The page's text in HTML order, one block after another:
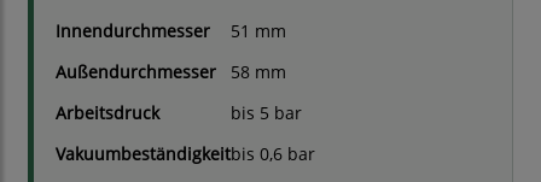
Innendurchmesser
51 mm
Außendurchmesser
58 mm
Arbeitsdruck
bis 5 bar
Vakuumbeständigkeitbis 0,6 bar